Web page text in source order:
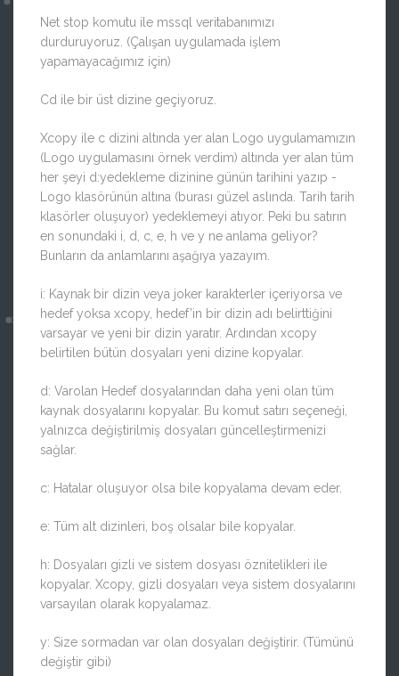
Net stop komutu ile mssql veritabanımızı
durduruyoruz. (Çalışan uygulamada işlem
yapamayacağımız için)
Cd ile bir üst dizine geçiyoruz.
Xcopy ile c dizini altında yer alan Logo uygulamamızın
(Logo uygulamasını örnek verdim) altında yer alan tüm
her şeyi d:yedekleme dizinine günün tarihini yazıp -
Logo klasörünün altına (burası güzel aslında. Tarih tarih
klasörler oluşuyor) yedeklemeyi atıyor. Peki bu satırın
en sonundaki i, d, c, e, h ve y ne anlama geliyor?
Bunların da anlamlarını aşağıya yazayım.
i: Kaynak bir dizin veya joker karakterler içeriyorsa ve
hedef yoksa xcopy, hedef’in bir dizin adı belirttiğini
varsayar ve yeni bir dizin yaratır. Ardından xcopy
belirtilen bütün dosyaları yeni dizine kopyalar.
d: Varolan Hedef dosyalarından daha yeni olan tüm
kaynak dosyalarını kopyalar. Bu komut satırı seçeneği,
yalnızca değiştirilmiş dosyaları güncelleştirmenizi
sağlar.
c: Hatalar oluşuyor olsa bile kopyalama devam eder.
e: Tüm alt dizinleri, boş olsalar bile kopyalar.
h: Dosyaları gizli ve sistem dosyası öznitelikleri ile
kopyalar. Xcopy, gizli dosyaları veya sistem dosyalarını
varsayılan olarak kopyalamaz.
y: Size sormadan var olan dosyaları değiştirir. (Tümünü
değiştir gibi)